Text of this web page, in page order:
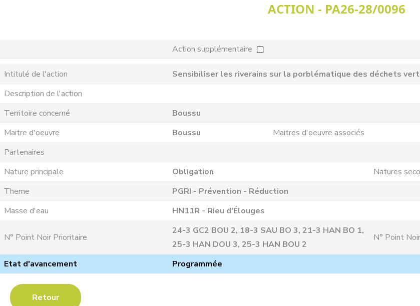
ACTION - PA26-28/0096
Action supplémentaire
Intitulé de l'action
Sensibiliser les riverains sur la porblématique des déchets
Description de l'action
Territoire concerné
Boussu
Maitre d'oeuvre
Boussu
Maitres d'oeuvre associés
Partenaires
Nature principale
Obligation Natures
Theme
PGRI - Prévention - Réduction
Masse d'eau
HN11R - Rieu d'Élouges
N° Point Noir Prioritaire
24-3 GC2 BOU 2, 18-3 SAU BO 3, 21-3 HAN BO 1,
25-3 HAN DOU 3, 25-3 HAN BOU 2
N° Point Noir
Etat d'avancement Programmée
Retour